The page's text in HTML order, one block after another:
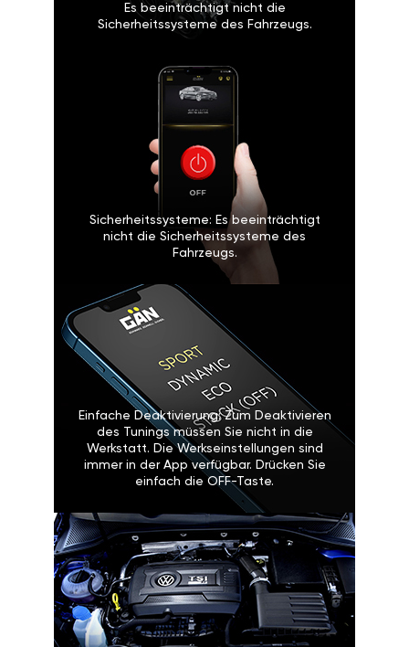
Es beeinträchtigt nicht die
Sicherheitssysteme des Fahrzeugs.
Sicherheitssysteme: Es beeinträchtigt
nicht die Sicherheitssysteme des
Fahrzeugs.
Einfache Deaktivierung: Zum Deaktivieren
des Tunings müssen Sie nicht in die
Werkstatt. Die Werkseinstellungen sind
immer in der App verfügbar. Drücken Sie
einfach die OFF-Taste.